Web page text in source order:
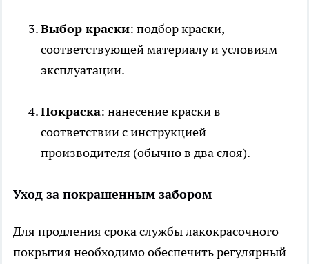
Выбор краски: подбор краски,
соответствующей материалу и условиям
эксплуатации.
Покраска: нанесение краски в
соответствии с инструкцией
производителя (обычно в два слоя).
Уход за покрашенным забором
Для продления срока службы лакокрасочного
покрытия необходимо обеспечить регулярный